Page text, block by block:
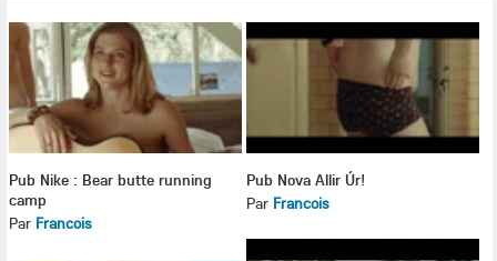
Pub Nike : Bear butte running
camp
Par Francois
Pub Nova Allir Úr!
Par Francois